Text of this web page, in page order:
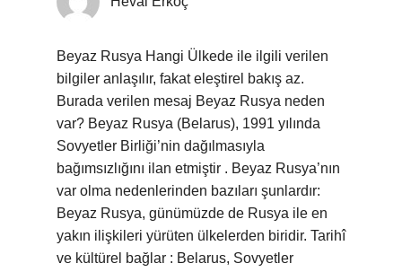
Beyaz Rusya Hangi Ülkede ile ilgili verilen
bilgiler anlaşılır, fakat eleştirel bakış az.
Burada verilen mesaj Beyaz Rusya neden
var? Beyaz Rusya (Belarus), 1991 yılında
Sovyetler Birliği’nin dağılmasıyla
bağımsızlığını ilan etmiştir . Beyaz Rusya’nın
var olma nedenlerinden bazıları şunlardır:
Beyaz Rusya, günümüzde de Rusya ile en
yakın ilişkileri yürüten ülkelerden biridir. Tarihî
ve kültürel bağlar : Belarus, Sovyetler